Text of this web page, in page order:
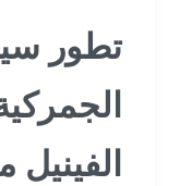
تطور
الجمركية
الفينيل